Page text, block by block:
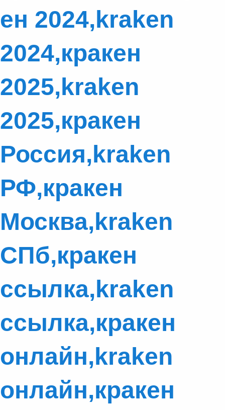
ен 2024,kraken
2024,кракен
2025,kraken
2025,кракен
Россия,kraken
РФ,кракен
Москва,kraken
СПб,кракен
ссылка,kraken
ссылка,кракен
онлайн,kraken
онлайн,кракен